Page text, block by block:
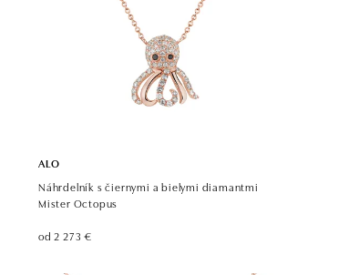
ALO
Náhrdelník s čiernymi a bielymi diamantmi
Mister Octopus
od 2 273 €